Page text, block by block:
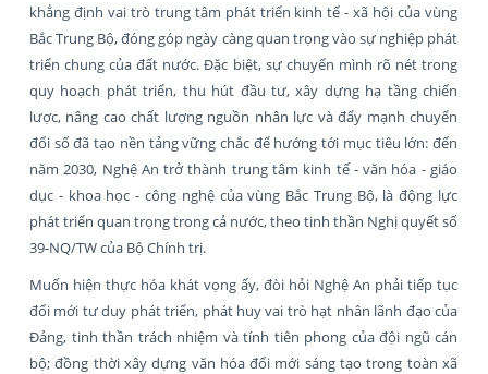
khẳng định vai trò trung tâm phát triển kinh tế - xã hội của vùng
Bắc Trung Bộ, đóng góp ngày càng quan trọng vào sự nghiệp phát
triển chung của đất nước. Đặc biệt, sự chuyển mình rõ nét trong
quy hoạch phát triển, thu hút đầu tư, xây dựng hạ tầng chiến
lược, nâng cao chất lượng nguồn nhân lực và đẩy mạnh chuyển
đổi số đã tạo nền tảng vững chắc để hướng tới mục tiêu lớn: đến
năm 2030, Nghệ An trở thành trung tâm kinh tế - văn hóa - giáo
dục - khoa học - công nghệ của vùng Bắc Trung Bộ, là động lực
phát triển quan trọng trong cả nước, theo tinh thần Nghị quyết số
39-NQ/TW của Bộ Chính trị.
Muốn hiện thực hóa khát vọng ấy, đòi hỏi Nghệ An phải tiếp tục
đổi mới tư duy phát triển, phát huy vai trò hạt nhân lãnh đạo của
Đảng, tinh thần trách nhiệm và tính tiên phong của đội ngũ cán
bộ; đồng thời xây dựng văn hóa đổi mới sáng tạo trong toàn xã